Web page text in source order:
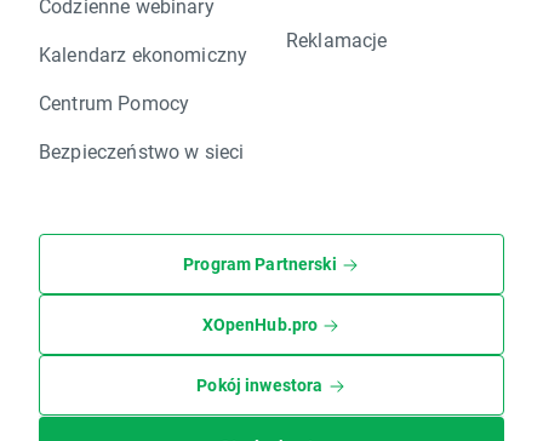
Codzienne webinary
Kalendarz ekonomiczny
Centrum Pomocy
Bezpieczeństwo w sieci
Reklamacje
Program Partnerski
XOpenHub.pro
Pokój inwestora